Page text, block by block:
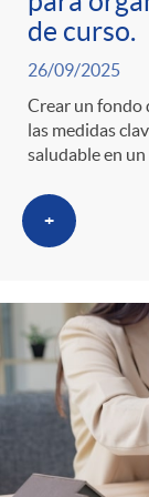
r
o
C
a
t
n
i
d
o
s
de curso.
26/09/2025
Crear un fondo
las medidas
saludable en
+